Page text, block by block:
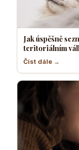
Jak úspěšně
teritoriálním
Číst dále →